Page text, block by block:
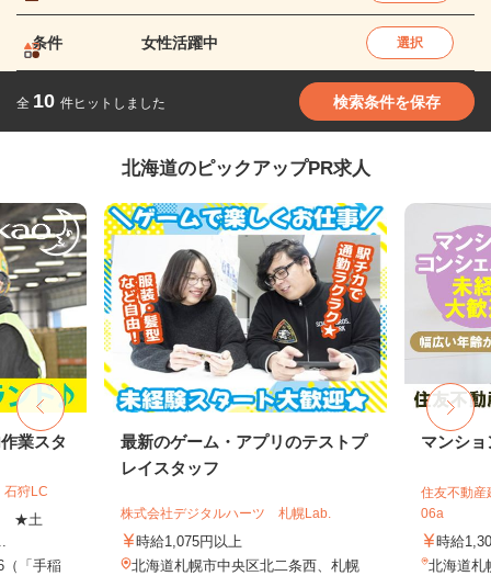
条件 女性活躍中 選択
全 10 件ヒットしました 検索条件を保存
北海道のピックアップPR求人
業スタ
狩LC
★土
（「手稲
最新のゲーム・アプリのテストプ
レイスタッフ
株式会社デジタルハーツ 札幌Lab.
時給1,075円以上
北海道札幌市中央区北二条西、札幌
マンシ
住友不動産
06a
時給
北海道札